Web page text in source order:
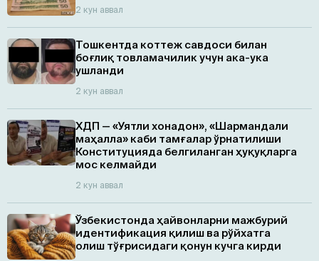
2 кун аввал
Тошкентда коттеж савдоси билан
боғлиқ товламачилик учун ака-ука
ушланди
2 кун аввал
ХДП — «Уятли хонадон», «Шармандали
маҳалла» каби тамғалар ўрнатилиши
Конституцияда белгиланган ҳуқуқларга
мос келмайди
2 кун аввал
Ўзбекистонда ҳайвонларни мажбурий
идентификация қилиш ва рўйхатга
олиш тўғрисидаги қонун кучга кирди